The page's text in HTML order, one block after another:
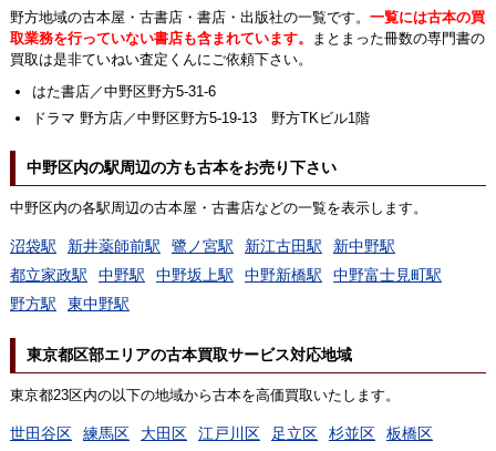
野方地域の古本屋・古書店・書店・出版社の一覧です。 一覧には古本の買
取業務を行っていない書店も含まれています。
まとまった冊数の専門書の
買取は是非ていねい査定くんにご依頼下さい。
はた書店／中野区野方5-31-6
ドラマ 野方店／中野区野方5-19-13 野方TKビル1階
中野区内の駅周辺の方も古本をお売り下さい
中野区内の各駅周辺の古本屋・古書店などの一覧を表示します。
沼袋駅 新井薬師前駅 鷺ノ宮駅 新江古田駅
新中野駅
都立家政駅
中野駅 中野坂上駅 中野新橋駅
中野富士見町駅
野方駅
東中野駅
東京都区部エリアの古本買取サービス対応地域
東京都23区内の以下の地域から古本を高価買取いたします。
世田谷区 練馬区 大田区 江戸川区 足立区 杉並区
板橋区